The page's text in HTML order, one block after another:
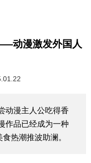
动漫激发外国人
动漫主人公吃得香
作品已经成为一种
热潮推波助澜。